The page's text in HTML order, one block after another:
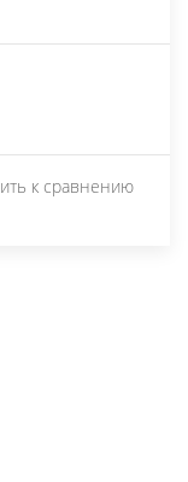
к сравнению